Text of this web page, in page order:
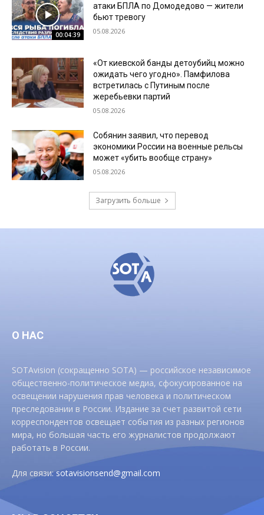
00:04:39
атаки БПЛА по Домодедово — жители
бьют тревогу
05.08.2026
«От киевской банды детоубийц можно
ожидать чего угодно». Памфилова
встретилась с Путиным после
жеребьевки партий
05.08.2026
Собянин заявил, что перевод
экономики России на военные рельсы
может «убить вообще страну»
05.08.2026
Загрузить больше
О НАС
SOTAvision (сокращенно SOTA) — российское независимое
общественно-политическое медиа, сфокусированное на
освещении нарушения прав человека и политическом
преследовании в России. Издание за счет развитой сети
корреспондентов освещает события из разных регионов
мира, но большая часть его журналистов продолжают
работать в России.
Для связи:sotavisionsend@gmail.com